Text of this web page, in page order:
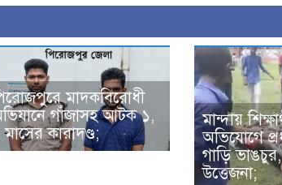
মাদকবিরোধী
গাঁজাসহ আটক ১,
কারাদণ্ড;
মান্দায়
অভিযোগে
গাড়ি
উত্তেজনা;